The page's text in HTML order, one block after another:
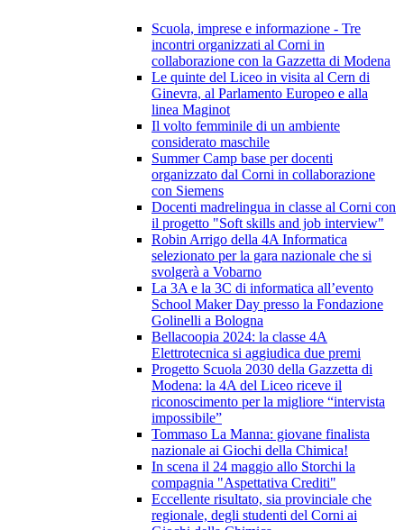
Scuola, imprese e informazione - Tre
incontri organizzati al Corni in
collaborazione con la Gazzetta di Modena
Le quinte del Liceo in visita al Cern di
Ginevra, al Parlamento Europeo e alla
linea Maginot
Il volto femminile di un ambiente
considerato maschile
Summer Camp base per docenti
organizzato dal Corni in collaborazione
con Siemens
Docenti madrelingua in classe al Corni con
il progetto "Soft skills and job interview"
Robin Arrigo della 4A Informatica
selezionato per la gara nazionale che si
svolgerà a Vobarno
La 3A e la 3C di informatica all’evento
School Maker Day presso la Fondazione
Golinelli a Bologna
Bellacoopia 2024: la classe 4A
Elettrotecnica si aggiudica due premi
Progetto Scuola 2030 della Gazzetta di
Modena: la 4A del Liceo riceve il
riconoscimento per la migliore “intervista
impossibile”
Tommaso La Manna: giovane finalista
nazionale ai Giochi della Chimica!
In scena il 24 maggio allo Storchi la
compagnia "Aspettativa Crediti"
Eccellente risultato, sia provinciale che
regionale, degli studenti del Corni ai